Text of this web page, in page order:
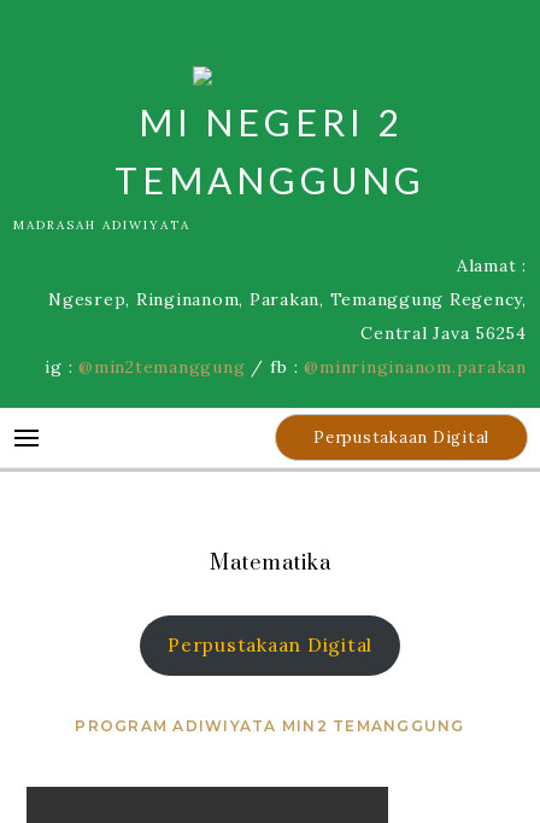
MI NEGERI 2
TEMANGGUNG
MADRASAH ADIWIYATA
Alamat :
Ngesrep, Ringinanom, Parakan, Temanggung Regency,
Central Java 56254
ig :@min2temanggung / fb :@minringinanom.parakan
Perpustakaan Digital
Matematika
Perpustakaan Digital
PROGRAM ADIWIYATA MIN2 TEMANGGUNG